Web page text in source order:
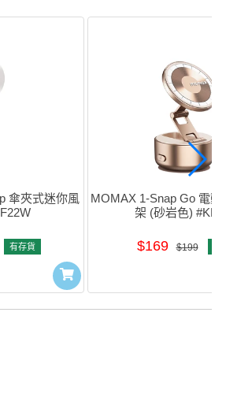
傘夾式迷你風
有存貨
MOMAX 1-Snap Go 電動
架 (砂岩色)
$169 $199